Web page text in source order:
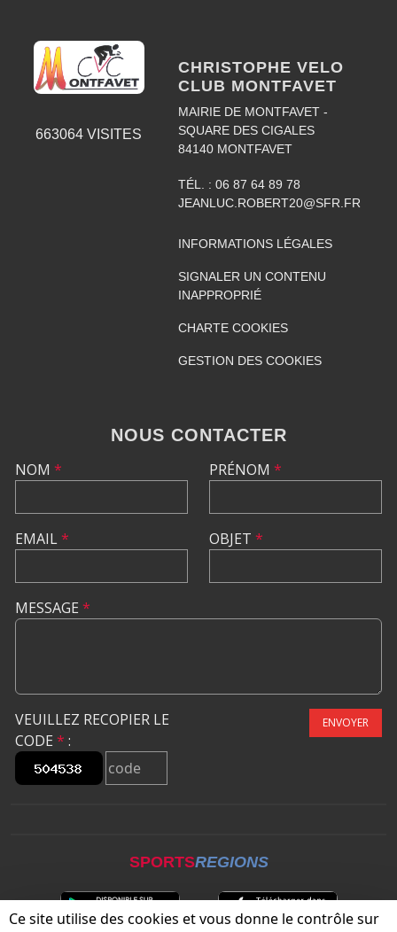
663064 VISITES
CHRISTOPHE VELO
CLUB MONTFAVET
MAIRIE DE MONTFAVET -
SQUARE DES CIGALES
84140 MONTFAVET
TÉL. : 06 87 64 89 78
JEANLUC.ROBERT20@SFR.FR
INFORMATIONS LÉGALES
SIGNALER UN CONTENU
INAPPROPRIÉ
CHARTE COOKIES
GESTION DES COOKIES
NOUS CONTACTER
NOM *
EMAIL*
PRÉNOM *
OBJET *
MESSAGE *
VEUILLEZ RECOPIER LE
CODE * :
ENVOYER
SPORTSREGIONS
Ce site utilise des cookies et vous donne le contrôle sur